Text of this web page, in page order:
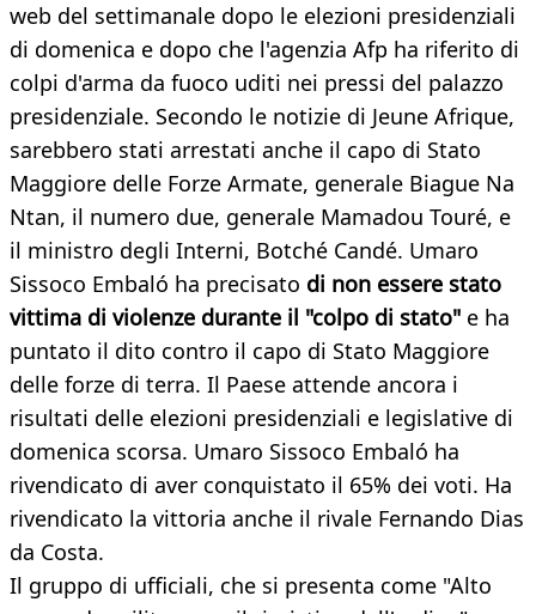
web del settimanale dopo le elezioni presidenziali
di domenica e dopo che l'agenzia Afp ha riferito di
colpi d'arma da fuoco uditi nei pressi del palazzo
presidenziale. Secondo le notizie di Jeune Afrique,
sarebbero stati arrestati anche il capo di Stato
Maggiore delle Forze Armate, generale Biague Na
Ntan, il numero due, generale Mamadou Touré, e
il ministro degli Interni, Botché Candé. Umaro
Sissoco Embaló ha precisato di non essere stato
vittima di violenze durante il "colpo di stato" e ha
puntato il dito contro il capo di Stato Maggiore
delle forze di terra. Il Paese attende ancora i
risultati delle elezioni presidenziali e legislative di
domenica scorsa. Umaro Sissoco Embaló ha
rivendicato di aver conquistato il 65% dei voti. Ha
rivendicato la vittoria anche il rivale Fernando Dias
da Costa.
Il gruppo di ufficiali, che si presenta come "Alto